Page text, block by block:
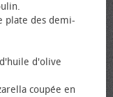
plate des demi-
d'olive
coupée en